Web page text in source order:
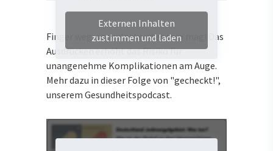
Externen Inhalten
zustimmen und laden
Finger weg, so verlockend es sein mag! Das
Ausdrücken erhöht das Risiko für
unangenehme Komplikationen am Auge.
Mehr dazu in dieser Folge von "gecheckt!",
unserem Gesundheitspodcast.